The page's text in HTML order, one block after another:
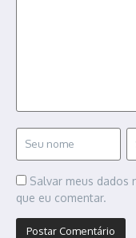
Salvar meus dados
que eu comentar.